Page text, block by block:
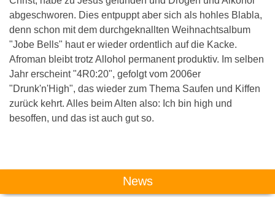
abgeschworen. Dies entpuppt aber sich als hohles Blabla,
denn schon mit dem durchgeknallten Weihnachtsalbum
"Jobe Bells" haut er wieder ordentlich auf die Kacke.
Afroman bleibt trotz Allohol permanent produktiv. Im selben
Jahr erscheint "4R0:20", gefolgt vom 2006er
"Drunk'n'High", das wieder zum Thema Saufen und Kiffen
zurück kehrt. Alles beim Alten also: Ich bin high und
besoffen, und das ist auch gut so.
Das könnte Dich auch interessieren:
News